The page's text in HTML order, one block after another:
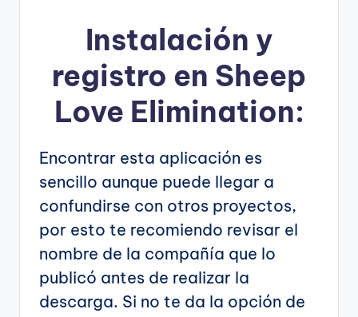
Instalación y
registro en Sheep
Love Elimination:
Encontrar esta aplicación es
sencillo aunque puede llegar a
confundirse con otros proyectos,
por esto te recomiendo revisar el
nombre de la compañía que lo
publicó antes de realizar la
descarga. Si no te da la opción de